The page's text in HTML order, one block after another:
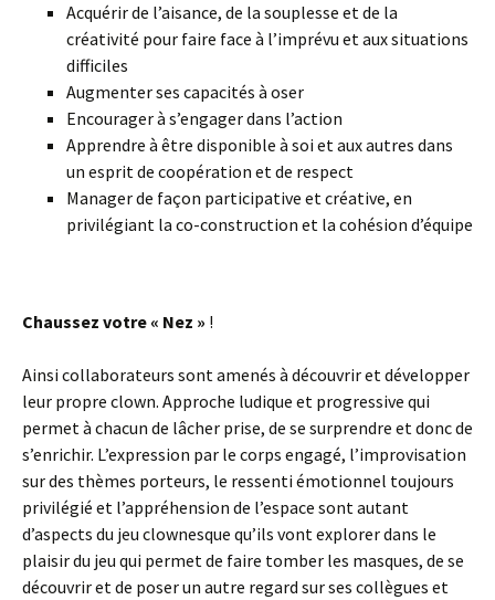
Acquérir de l’aisance, de la souplesse et de la
créativité pour faire face à l’imprévu et aux situations
difficiles
Augmenter ses capacités à oser
Encourager à s’engager dans l’action
Apprendre à être disponible à soi et aux autres dans
un esprit de coopération et de respect
Manager de façon participative et créative, en
privilégiant la co-construction et la cohésion d’équipe
Chaussez votre « Nez » !
Ainsi collaborateurs sont amenés à découvrir et développer
leur propre clown. Approche ludique et progressive qui
permet à chacun de lâcher prise, de se surprendre et donc de
s’enrichir. L’expression par le corps engagé, l’improvisation
sur des thèmes porteurs, le ressenti émotionnel toujours
privilégié et l’appréhension de l’espace sont autant
d’aspects du jeu clownesque qu’ils vont explorer dans le
plaisir du jeu qui permet de faire tomber les masques, de se
découvrir et de poser un autre regard sur ses collègues et